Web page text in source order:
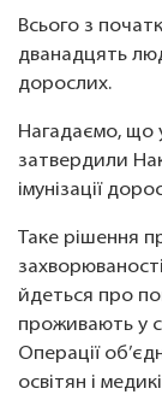
Всього з
дванадцять
дорослих.
Нагадаємо, що
затвердили
імунізації
Таке рішення
йдеться про
проживають у
Операції
освітян і